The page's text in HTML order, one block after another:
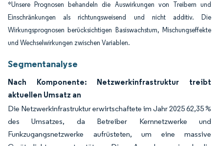
*Unsere Prognosen behandeln die Auswirkungen von Treibern und
Einschränkungen als richtungsweisend und nicht additiv. Die
Wirkungsprognosen berücksichtigen Basiswachstum, Mischungseffekte
und Wechselwirkungen zwischen Variablen.
Segmentanalyse
Nach Komponente: Netzwerkinfrastruktur treibt
aktuellen Umsatz an
Die Netzwerkinfrastruktur erwirtschaftete im Jahr 2025 62,35 %
des Umsatzes, da Betreiber Kernnetzwerke und
Funkzugangsnetzwerke aufrüsteten, um eine massive